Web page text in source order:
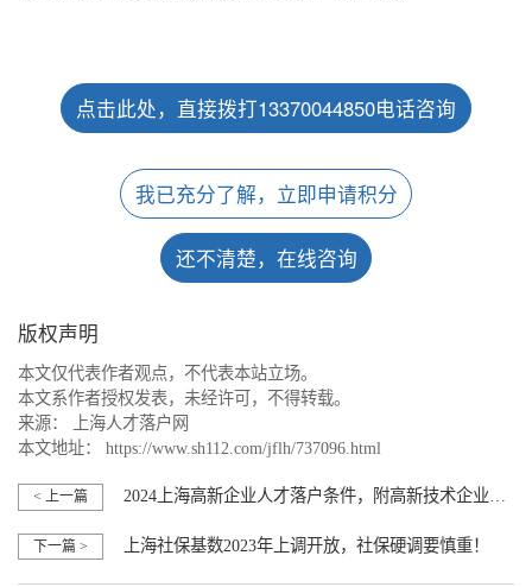
点击此处，直接拨打13370044850电话咨询
我已充分了解，立即申请积分
还不清楚，在线咨询
版权声明
本文仅代表作者观点，不代表本站立场。
本文系作者授权发表，未经许可，不得转载。
来源：
上海人才落户网
本文地址： https://www.sh112.com/jflh/737096.html
< 上一篇 2024上海高新企业人才落户条件，附高新技术企业名单
下一篇 > 上海社保基数2023年上调开放，社保硬调要慎重！